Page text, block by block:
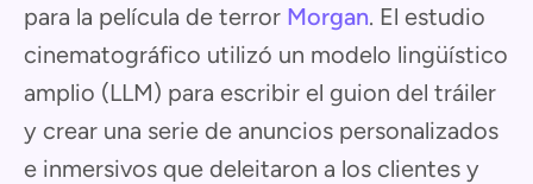
para la película de terror Morgan. El estudio
cinematográfico utilizó un modelo lingüístico
amplio (LLM) para escribir el guion del tráiler
y crear una serie de anuncios personalizados
e inmersivos que deleitaron a los clientes y